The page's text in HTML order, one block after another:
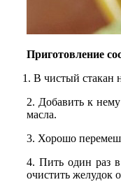
Приготовление
В чистый стакан
2. Добавить к
масла.
3. Хорошо
4. Пить один раз
очистить желудок